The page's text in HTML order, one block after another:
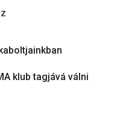
klub tagjává válni